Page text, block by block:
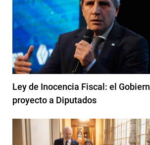
Ley de Inocencia Fiscal: el
proyecto a Diputados